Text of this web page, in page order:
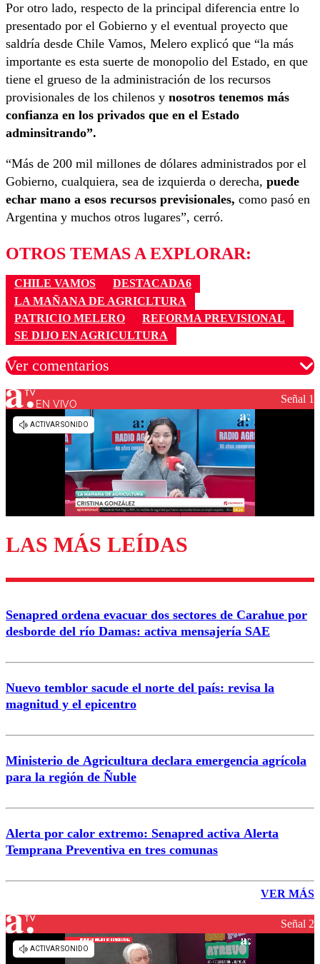
Por otro lado, respecto de la principal diferencia entre lo
presentado por el Gobierno y el eventual proyecto que
saldría desde Chile Vamos, Melero explicó que “la más
importante es esta suerte de monopolio del Estado, en que
tiene el grueso de la administración de los recursos
provisionales de los chilenos y nosotros tenemos más
confianza en los privados que en el Estado
adminsitrando”.
“Más de 200 mil millones de dólares administrados por el
Gobierno, cualquiera, sea de izquierda o derecha, puede
echar mano a esos recursos previsionales, como pasó en
Argentina y muchos otros lugares”, cerró.
OTROS TEMAS A EXPLORAR:
CHILE VAMOS
DESTACADA6
LA MAÑANA DE AGRICLTURA
PATRICIO MELERO
REFORMA PREVISIONAL
SE DIJO EN AGRICULTURA
Ver comentarios
Los comentarios son moderados para garantizar un
diálogo respetuoso.
Enviar comentario
EN VIVO Señal 1
LAS MÁS LEÍDAS
Senapred ordena evacuar dos sectores de Carahue por
desborde del río Damas: activa mensajería SAE
Nuevo temblor sacude el norte del país: revisa la
magnitud y el epicentro
Ministerio de Agricultura declara emergencia agrícola
para la región de Ñuble
Alerta por calor extremo: Senapred activa Alerta
Temprana Preventiva en tres comunas
VER MÁS
Señal 2